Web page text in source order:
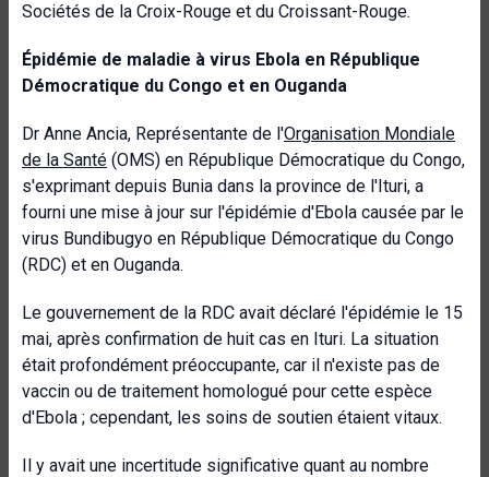
Sociétés de la Croix-Rouge et du Croissant-Rouge.
Épidémie de maladie à virus Ebola en République
Démocratique du Congo et en Ouganda
Dr Anne Ancia, Représentante de l'Organisation Mondiale
de la Santé (OMS) en République Démocratique du Congo,
s'exprimant depuis Bunia dans la province de l'Ituri, a
fourni une mise à jour sur l'épidémie d'Ebola causée par le
virus Bundibugyo en République Démocratique du Congo
(RDC) et en Ouganda.
Le gouvernement de la RDC avait déclaré l'épidémie le 15
mai, après confirmation de huit cas en Ituri. La situation
était profondément préoccupante, car il n'existe pas de
vaccin ou de traitement homologué pour cette espèce
d'Ebola ; cependant, les soins de soutien étaient vitaux.
Il y avait une incertitude significative quant au nombre